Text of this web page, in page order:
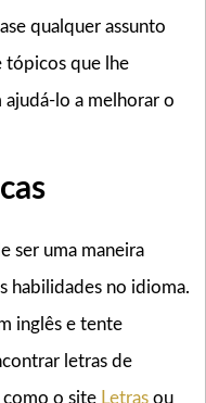
qualquer assunto
tópicos que lhe
ajudá-lo a melhorar o
ser uma maneira
habilidades no idioma.
inglês e tente
letras de
como o site Letrasou